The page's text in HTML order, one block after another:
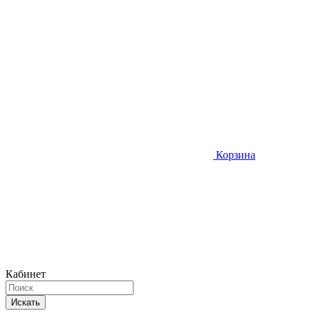
Корзина
Кабинет
Искать